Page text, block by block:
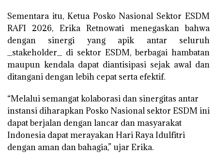
Sementara itu, Ketua Posko Nasional Sektor ESDM
RAFI 2026, Erika Retnowati menegaskan bahwa
dengan sinergi yang apik antar seluruh
_stakeholder_ di sektor ESDM, berbagai hambatan
maupun kendala dapat diantisipasi sejak awal dan
ditangani dengan lebih cepat serta efektif.
“Melalui semangat kolaborasi dan sinergitas antar
instansi diharapkan Posko Nasional sektor ESDM ini
dapat berjalan dengan lancar dan masyarakat
Indonesia dapat merayakan Hari Raya Idulfitri
dengan aman dan bahagia,” ujar Erika.